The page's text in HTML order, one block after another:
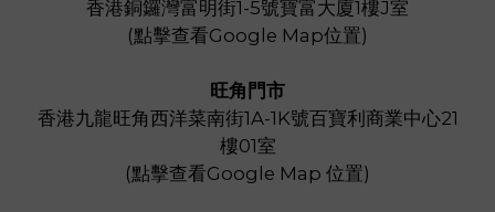
香港銅鑼灣富明街1-5號寶富大廈1樓J室
(點擊查看Google Map位置)
旺角門市
香港九龍旺角西洋菜南街1A-1K號百寶利商業中心21
樓01室
(點擊查看Google Map 位置)